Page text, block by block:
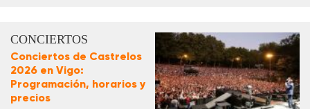
CONCIERTOS
Conciertos de Castrelos
2026 en Vigo:
Programación, horarios y
precios